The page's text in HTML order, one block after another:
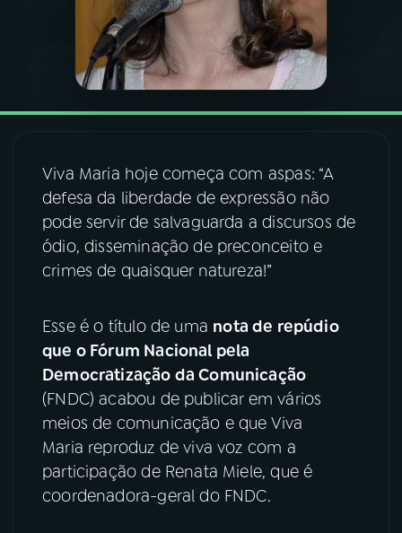
VIDEOCASTS
ÚLTIMAS
ACOMPANHE A RÁDIO NACIONAL
YouTube Facebook
Instagram X
Viva Maria hoje começa com aspas: “A
defesa da liberdade de expressão não
pode servir de salvaguarda a discursos de
ódio, disseminação de preconceito e
crimes de quaisquer natureza!”
Esse é o título de uma nota de repúdio
que o Fórum Nacional pela
Democratização da Comunicação
(FNDC) acabou de publicar em vários
meios de comunicação e que Viva
Maria reproduz de viva voz com a
participação de Renata Miele, que é
coordenadora-geral do FNDC.